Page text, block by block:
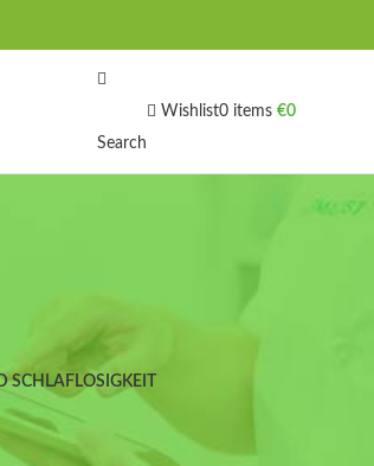
Search
Wishlist0 items €0
SCHLAFLOSIGKEIT